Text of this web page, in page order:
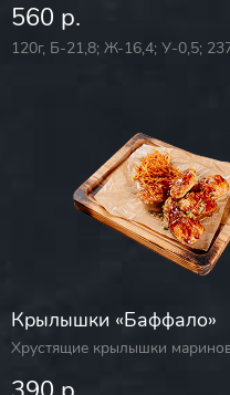
560 р.
120г, Б-21,8; Ж-16,4; У-0,5;
Крылышки «Баффало»
Хрустящие крылышки